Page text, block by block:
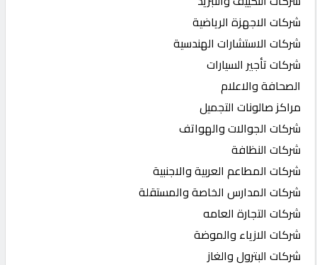
شركات الاجهزة الرياضية
شركات الاستشارات الهندسية
شركات تأجير السيارات
الصحافة والاعلام
مراكز صالونات التجميل
شركات الجوالات والهواتف
شركات النظافة
شركات المطاعم العربية والاجنبية
شركات المدارس الخاصة والمستقلة
شركات التجارة العامه
شركات الازياء والموضة
شركات البترول والغاز